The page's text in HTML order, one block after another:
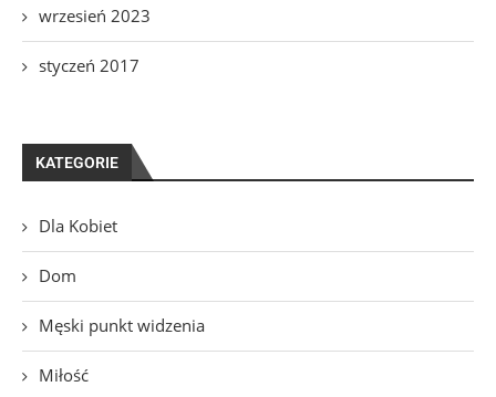
wrzesień 2023
styczeń 2017
KATEGORIE
Dla Kobiet
Dom
Męski punkt widzenia
Miłość